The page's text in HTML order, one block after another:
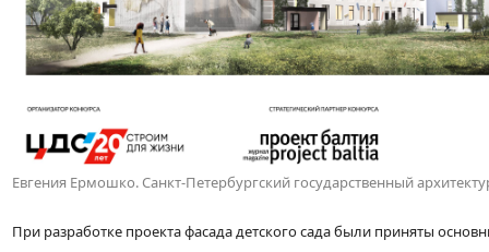
Евгения Ермошко. Санкт-Петербургский государственный
При разработке проекта фасада детского сада были приняты